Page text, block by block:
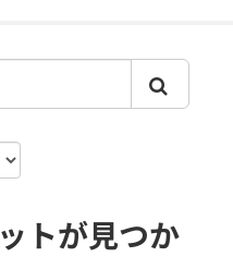
トが見つか